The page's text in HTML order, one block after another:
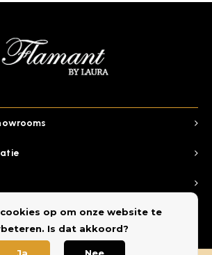
op om onze website te
Is dat akkoord?
Ja Nee